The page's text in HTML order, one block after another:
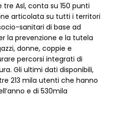
Asl, conta su 150 punti
articolata su tutti i territori
sanitari di base ad
la prevenzione e la tutela
donne, coppie e
percorsi integrati di
Gli ultimi dati disponibili,
213 mila utenti che hanno
e di 530mila